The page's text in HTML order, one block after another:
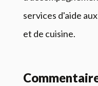
services d'aide
et de cuisine.